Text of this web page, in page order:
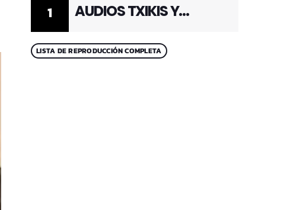
1 AUDIOS TXIKIS Y
LISTA DE REPRODUCCIÓN COMPLETA